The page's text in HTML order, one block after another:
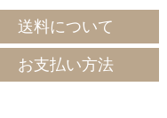
送料について
お支払い方法